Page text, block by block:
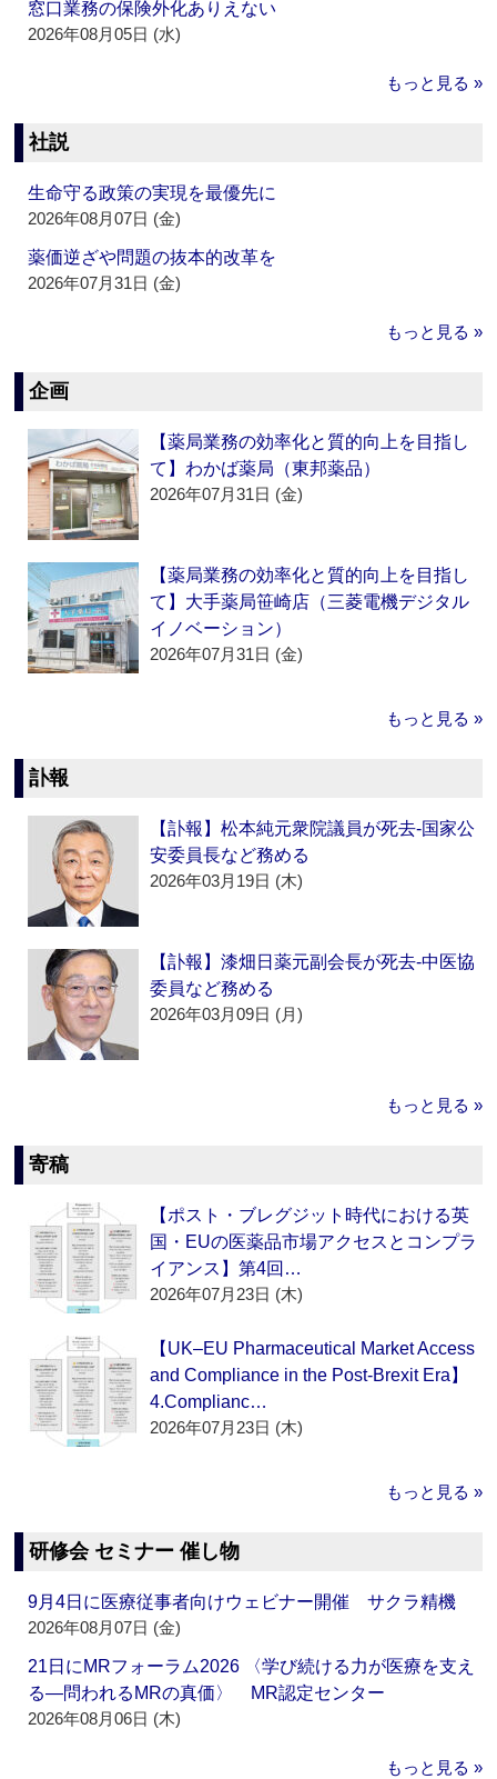
窓口業務の保険外化ありえない
2026年08月05日 (水)
もっと見る »
社説
生命守る政策の実現を最優先に
2026年08月07日 (金)
薬価逆ざや問題の抜本的改革を
2026年07月31日 (金)
もっと見る »
企画
【薬局業務の効率化と質的向上を目指し
て】わかば薬局（東邦薬品）
2026年07月31日 (金)
【薬局業務の効率化と質的向上を目指し
て】大手薬局笹崎店（三菱電機デジタル
イノベーション）
2026年07月31日 (金)
もっと見る »
訃報
【訃報】松本純元衆院議員が死去‐国家公
安委員長など務める
2026年03月19日 (木)
【訃報】漆畑日薬元副会長が死去‐中医協
委員など務める
2026年03月09日 (月)
もっと見る »
寄稿
【ポスト・ブレグジット時代における英
国・EUの医薬品市場アクセスとコンプラ
イアンス】第4回…
2026年07月23日 (木)
【UK–EU Pharmaceutical Market Access
and Compliance in the Post-Brexit Era】
4.Complianc…
2026年07月23日 (木)
もっと見る »
研修会 セミナー 催し物
9月4日に医療従事者向けウェビナー開催 サクラ精機
2026年08月07日 (金)
21日にMRフォーラム2026 〈学び続ける力が医療を支え
る―問われるMRの真価〉 MR認定センター
2026年08月06日 (木)
もっと見る »